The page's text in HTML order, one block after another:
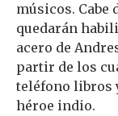
músicos. Cabe
quedarán
acero de
partir de los
teléfono libros
héroe indio.